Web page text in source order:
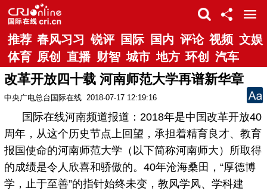
推荐 春风习习 锐评 国际 国内 评论 视频 文娱
体育 原创 直播 财智 城市 地方 环创 汽车
改革开放四十载 河南师范大学再谱新华章
中央广电总台国际在线 2018-07-17 12:19:16
国际在线河南频道报道：2018年是中国改革开放40
周年，从这个历史节点上回望，承担着精育良才、教育
报国使命的河南师范大学（以下简称河南师大）所取得
的成绩是令人欣喜和骄傲的。40年沧海桑田，“厚德博
学，止于至善”的指针始终未变，教风学风、学科建